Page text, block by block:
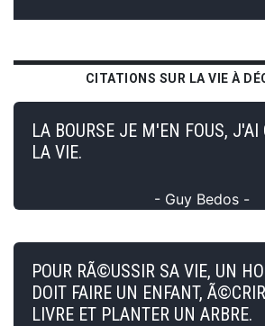
CITATIONS SUR LA VIE À
LA BOURSE JE M'EN FOUS, J'AI
LA VIE.
- Guy Bedos -
POUR RÃ©USSIR SA VIE, UN
DOIT FAIRE UN ENFANT,
LIVRE ET PLANTER UN ARBRE.